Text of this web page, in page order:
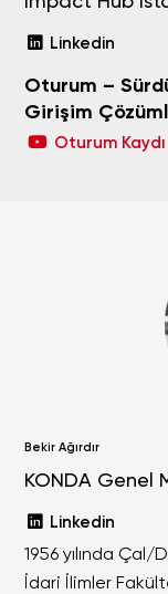
Linkedin
Oturum –
Girişim
Oturum Kaydı
Bekir Ağırdır
KONDA Genel
Linkedin
1956 yılında Çal/
İdari İlimler